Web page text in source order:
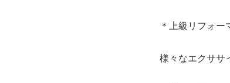
＊上級リフォー
様々なエクササ